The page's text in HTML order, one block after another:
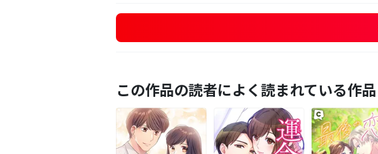
この作品の読者によく読まれている作品